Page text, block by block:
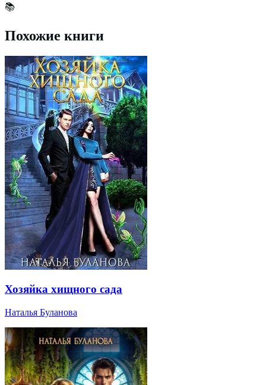
📚
Похожие книги
Хозяйка хищного сада
Наталья Буланова